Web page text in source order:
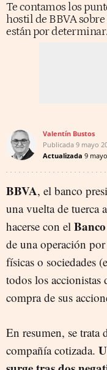
Te contamos los
hostil de BBVA
están por determinar.
Valentín Bustos
Publicada 9 mayo
Actualizada 9
BBVA, el banco
una vuelta de tuerca
hacerse con el
de una operación
físicas o sociedades
todos los accionistas
compra de sus
En resumen, se trata
compañía cotizada.